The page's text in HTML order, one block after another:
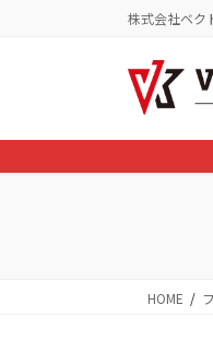
に
移
ョ
ン
株式会社ベク
HOME